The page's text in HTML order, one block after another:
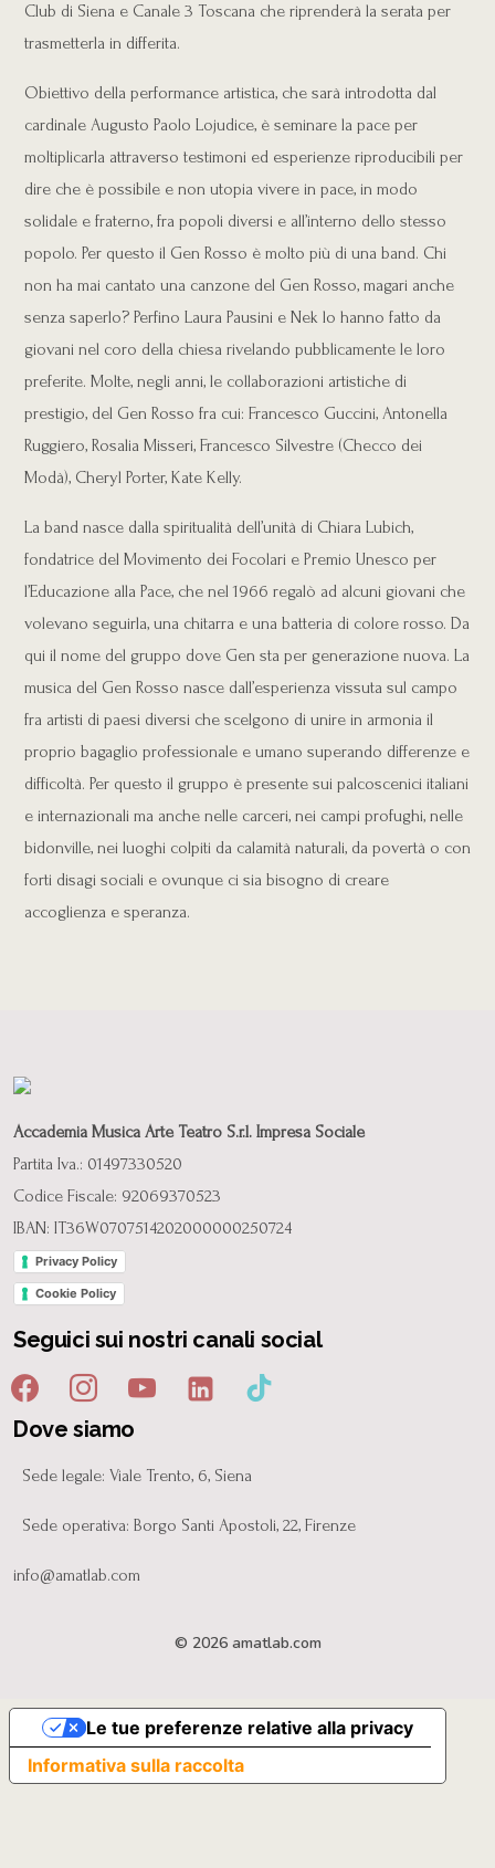
Club di Siena e Canale 3 Toscana che riprenderà la serata per
trasmetterla in differita.
Obiettivo della performance artistica, che sarà introdotta dal
cardinale Augusto Paolo Lojudice, è seminare la pace per
moltiplicarla attraverso testimoni ed esperienze riproducibili per
dire che è possibile e non utopia vivere in pace, in modo
solidale e fraterno, fra popoli diversi e all’interno dello stesso
popolo. Per questo il Gen Rosso è molto più di una band. Chi
non ha mai cantato una canzone del Gen Rosso, magari anche
senza saperlo? Perfino Laura Pausini e Nek lo hanno fatto da
giovani nel coro della chiesa rivelando pubblicamente le loro
preferite. Molte, negli anni, le collaborazioni artistiche di
prestigio, del Gen Rosso fra cui: Francesco Guccini, Antonella
Ruggiero, Rosalia Misseri, Francesco Silvestre (Checco dei
Modà), Cheryl Porter, Kate Kelly.
La band nasce dalla spiritualità dell’unità di Chiara Lubich,
fondatrice del Movimento dei Focolari e Premio Unesco per
l’Educazione alla Pace, che nel 1966 regalò ad alcuni giovani che
volevano seguirla, una chitarra e una batteria di colore rosso. Da
qui il nome del gruppo dove Gen sta per generazione nuova. La
musica del Gen Rosso nasce dall’esperienza vissuta sul campo
fra artisti di paesi diversi che scelgono di unire in armonia il
proprio bagaglio professionale e umano superando differenze e
difficoltà. Per questo il gruppo è presente sui palcoscenici italiani
e internazionali ma anche nelle carceri, nei campi profughi, nelle
bidonville, nei luoghi colpiti da calamità naturali, da povertà o con
forti disagi sociali e ovunque ci sia bisogno di creare
accoglienza e speranza.
Accademia Musica Arte Teatro S.r.l. Impresa Sociale
Partita Iva.: 01497330520
Codice Fiscale: 92069370523
IBAN: IT36W0707514202000000250724
Privacy Policy
Cookie Policy
Seguici sui nostri canali social
Dove siamo
Sede legale: Viale Trento, 6, Siena
Sede operativa: Borgo Santi Apostoli, 22, Firenze
info@amatlab.com
© 2026 amatlab.com
Informativa sulla raccolta
Le tue preferenze relative alla privacy